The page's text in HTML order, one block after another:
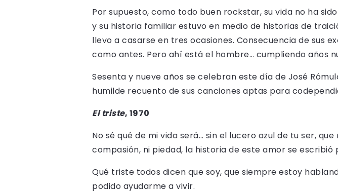
Por supuesto, como todo buen rockstar, su vida no ha
y su historia familiar estuvo en medio de historias de
llevo a casarse en tres ocasiones. Consecuencia de sus
como antes. Pero ahí está el hombre… cumpliendo años
Sesenta y nueve años se celebran este día de José
humilde recuento de sus canciones aptas para
El triste, 1970
No sé qué de mi vida será… sin el lucero azul de tu ser,
compasión, ni piedad, la historia de este amor se escribió
Qué triste todos dicen que soy, que siempre estoy
podido ayudarme a vivir.